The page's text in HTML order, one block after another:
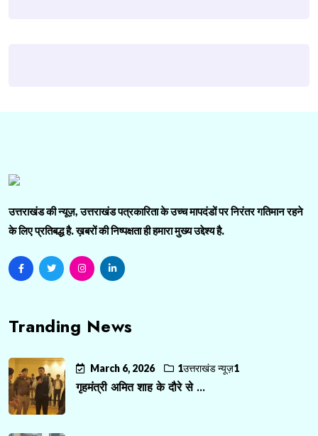
उत्तराखंड की न्यूज़, उत्तराखंड पत्रकारिता के उच्च मापदंडों पर निरंतर गतिमान रहने
के लिए प्रतिबद्ध है. ख़बरों की निष्पक्षता ही हमारा मुख्य उद्देश्य है.
Tranding News
March 6, 2026 1उत्तराखंड न्यूज़1
गृहमंत्री अमित शाह के दौरे से ...